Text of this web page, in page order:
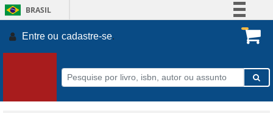
BRASIL
Participe
Acesso à informação
Legislação
Entre ou cadastre-se.